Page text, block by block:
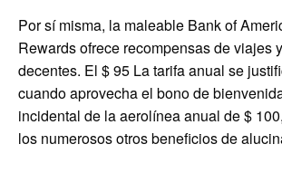
Por sí misma, la maleable Bank of
Rewards ofrece recompensas de viajes
decentes. El $ 95 La tarifa anual se
cuando aprovecha el bono de
incidental de la aerolínea anual de $
los numerosos otros beneficios de